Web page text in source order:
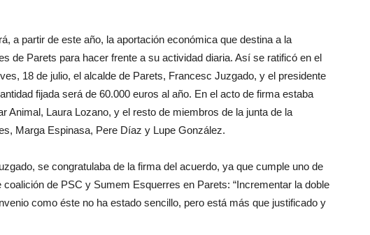
a partir de este año, la aportación económica que destina a la
de Parets para hacer frente a su actividad diaria. Así se ratificó en el
18 de julio, el alcalde de Parets, Francesc Juzgado, y el presidente
fijada será de 60.000 euros al año. En el acto de firma estaba
Animal, Laura Lozano, y el resto de miembros de la junta de la
Marga Espinasa, Pere Díaz y Lupe González.
se congratulaba de la firma del acuerdo, ya que cumple uno de
de PSC y Sumem Esquerres en Parets: “Incrementar la doble
como éste no ha estado sencillo, pero está más que justificado y